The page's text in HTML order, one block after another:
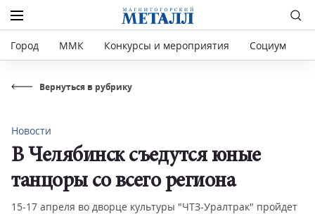
Город ММК Конкурсы и мероприятия Социум
Вернуться в рубрику
Новости
В Челябинск съедутся юные
танцоры со всего региона
15-17 апреля во дворце культуры "ЧТЗ-Уралтрак" пройдет